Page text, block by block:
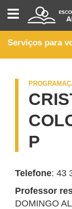
SEEDLAB
Serviços para
P
Telefone: 43
Professor
DOMINGO